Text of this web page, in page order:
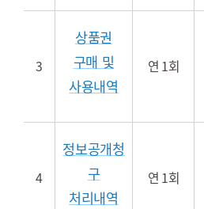
3
상품권
구매 및
사용내역
연 1회
4
정보공개청
구
처리내역
연 1회